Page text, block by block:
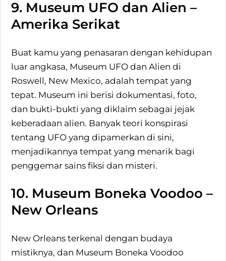
9. Museum UFO dan Alien –
Amerika Serikat
Buat kamu yang penasaran dengan kehidupan
luar angkasa, Museum UFO dan Alien di
Roswell, New Mexico, adalah tempat yang
tepat. Museum ini berisi dokumentasi, foto,
dan bukti-bukti yang diklaim sebagai jejak
keberadaan alien. Banyak teori konspirasi
tentang UFO yang dipamerkan di sini,
menjadikannya tempat yang menarik bagi
penggemar sains fiksi dan misteri.
10. Museum Boneka Voodoo –
New Orleans
New Orleans terkenal dengan budaya
mistiknya, dan Museum Boneka Voodoo